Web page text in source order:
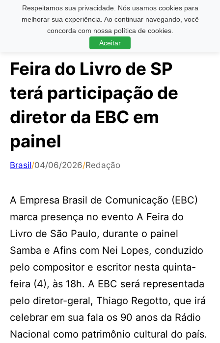
Respeitamos sua privacidade. Nós usamos cookies para
melhorar sua experiência. Ao continuar navegando, você
concorda com nossa política de cookies.
Aceitar
Pesquisar ...
Feira do Livro de SP
terá participação de
diretor da EBC em
painel
Brasil/04/06/2026/Redação
A Empresa Brasil de Comunicação (EBC)
marca presença no evento A Feira do
Livro de São Paulo, durante o painel
Samba e Afins com Nei Lopes, conduzido
pelo compositor e escritor nesta quinta-
feira (4), às 18h. A EBC será representada
pelo diretor-geral, Thiago Regotto, que irá
celebrar em sua fala os 90 anos da Rádio
Nacional como patrimônio cultural do país.